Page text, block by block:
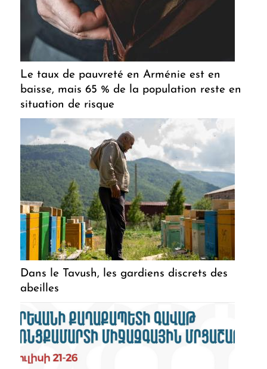
Le taux de pauvreté en Arménie est en
baisse, mais 65 % de la population reste en
situation de risque
Dans le Tavush, les gardiens discrets des
abeilles